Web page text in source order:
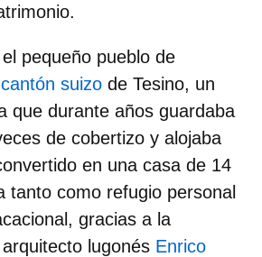
.
pequeño pueblo de
cantón suizo de Tesino, un
que durante años guardaba
de cobertizo y alojaba
en una casa de 14
tanto como refugio personal
gracias a la
lugonés Enrico